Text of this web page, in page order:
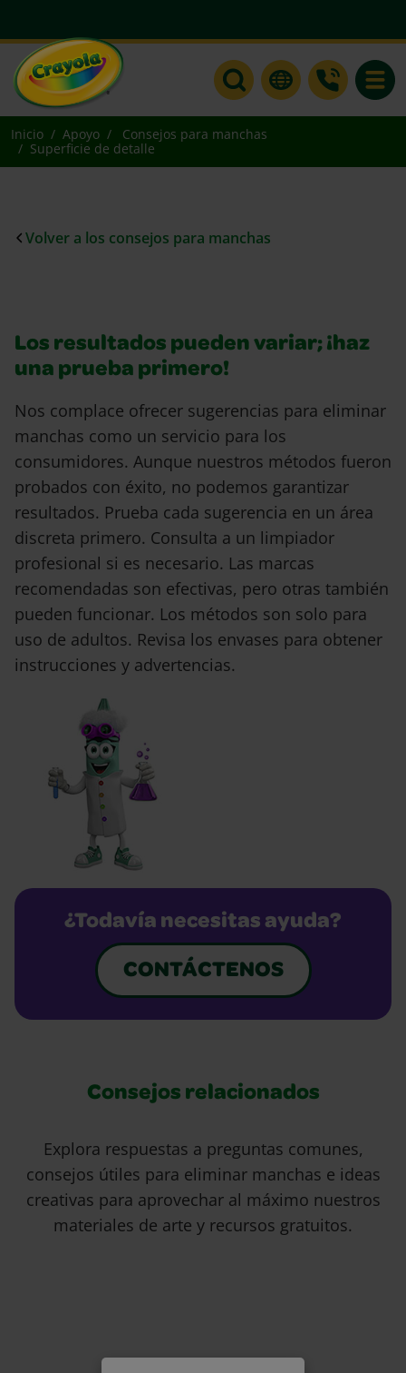
Inicio Apoyo
Consejos para manchas
Superficie de detalle
Volver a los consejos para manchas
Los resultados pueden variar; ¡haz
una prueba primero!
Nos complace ofrecer sugerencias para eliminar
manchas como un servicio para los
consumidores. Aunque nuestros métodos fueron
probados con éxito, no podemos garantizar
resultados. Prueba cada sugerencia en un área
discreta primero. Consulta a un limpiador
profesional si es necesario. Las marcas
recomendadas son efectivas, pero otras también
pueden funcionar. Los métodos son solo para
uso de adultos. Revisa los envases para obtener
instrucciones y advertencias.
¿Todavía necesitas ayuda?
CONTÁCTENOS
Consejos relacionados
Explora respuestas a preguntas comunes,
consejos útiles para eliminar manchas e ideas
creativas para aprovechar al máximo nuestros
materiales de arte y recursos gratuitos.